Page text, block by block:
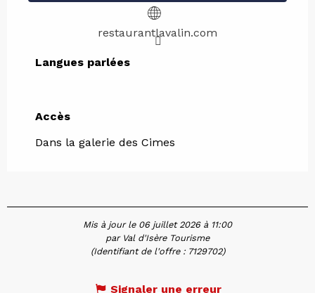
restaurantlavalin.com
Langues parlées
Langues parlées
Accès
Accès
Dans la galerie des Cimes
Mis à jour le 06 juillet 2026 à 11:00
par Val d'Isère Tourisme
(Identifiant de l'offre : 7129702)
Signaler une erreur